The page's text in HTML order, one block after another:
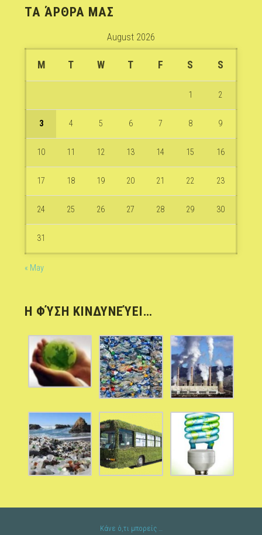
ΤΑ ΆΡΘΡΑ ΜΑΣ
August 2026
M T W T F S S
1 2
3 4 5 6 7 8 9
10 11 12 13 14 15 16
17 18 19 20 21 22 23
24 25 26 27 28 29 30
31
« May
Η ΦΎΣΗ ΚΙΝΔΥΝΕΎΕΙ…
Κάνε ό,τι μπορείς …